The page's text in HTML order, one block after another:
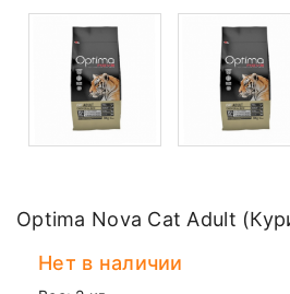
Optima Nova Cat Adult
Нет в наличии